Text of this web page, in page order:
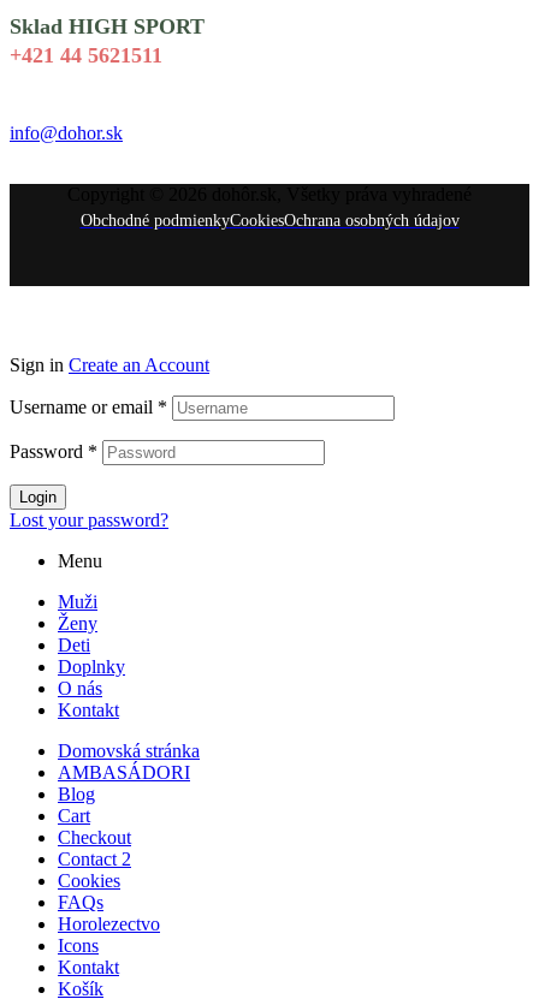
Sklad HIGH SPORT
+421 44 5621511
info@dohor.sk
Obchodné podmienkyCookiesOchrana osobných údajov
Sign in Create an Account
Username or email *
Password *
Login
Lost your password?
Menu
Muži
Ženy
Deti
Doplnky
O nás
Kontakt
Domovská stránka
AMBASÁDORI
Blog
Cart
Checkout
Contact 2
Cookies
FAQs
Horolezectvo
Icons
Kontakt
Košík